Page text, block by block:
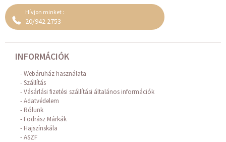
Hívjon minket :
20/942 2753
INFORMÁCIÓK
Webáruház használata
Szállítás
Vásárlási fizetési szállítási általános információk
Adatvédelem
Rólunk
Fodrász Márkák
Hajszínskála
ASZF